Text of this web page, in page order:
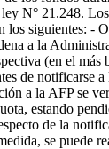
N° 21.248.
los siguientes: -
a la
(en el más
de notificarse
a la AFP se
estando
de la
se puede